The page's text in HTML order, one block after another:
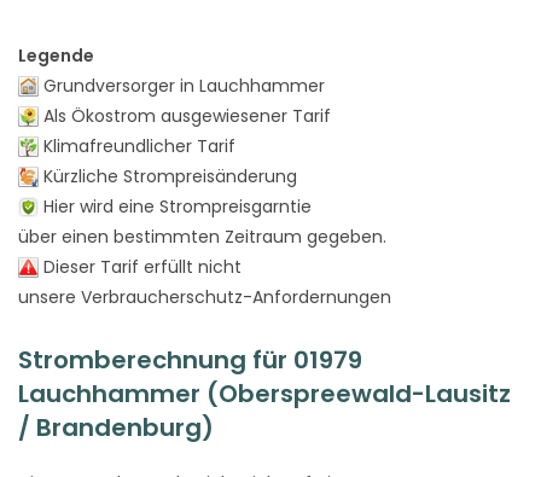
Legende
Grundversorger in Lauchhammer
Als Ökostrom ausgewiesener Tarif
Klimafreundlicher Tarif
Kürzliche Strompreisänderung
Hier wird eine Strompreisgarntie
über einen bestimmten Zeitraum gegeben.
Dieser Tarif erfüllt nicht
unsere Verbraucherschutz-Anfordernungen
Stromberechnung für 01979
Lauchhammer (Oberspreewald-Lausitz
/ Brandenburg)